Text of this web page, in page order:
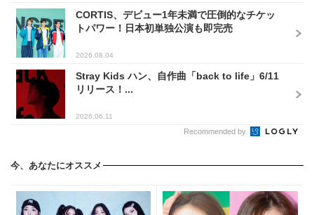
CORTIS、デビュー1年未満で圧倒的なチケッ
トパワー！日本初単独公演も即完売
2026.08.04
Stray Kids ハン、自作曲「back to life」6/11
リリース！...
2026.06.11
Recommended by
今、あなたにオススメ